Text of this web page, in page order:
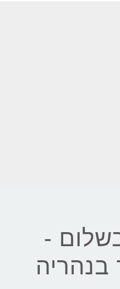
-
בנהריה